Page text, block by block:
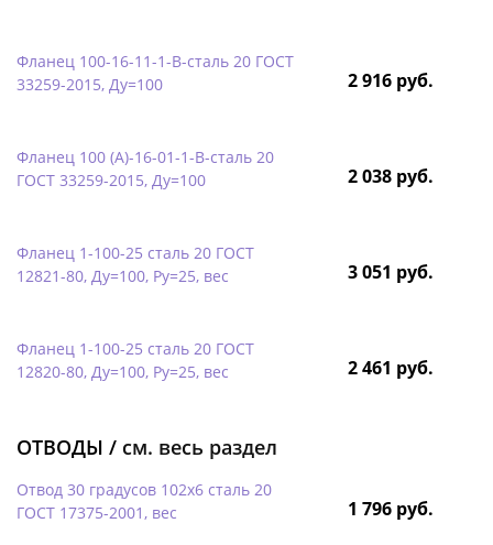
Фланец 100-16-11-1-B-сталь 20 ГОСТ
33259-2015, Ду=100
2 916 руб.
Фланец 100 (А)-16-01-1-B-сталь 20
ГОСТ 33259-2015, Ду=100
2 038 руб.
Фланец 1-100-25 сталь 20 ГОСТ
12821-80, Ду=100, Ру=25, вес
3 051 руб.
Фланец 1-100-25 сталь 20 ГОСТ
12820-80, Ду=100, Ру=25, вес
2 461 руб.
ОТВОДЫ / см. весь раздел
Отвод 30 градусов 102х6 сталь 20
ГОСТ 17375-2001, вес
1 796 руб.